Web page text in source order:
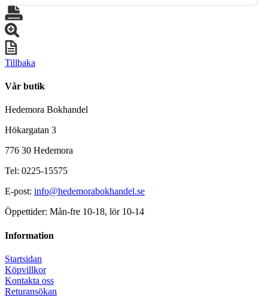
Tillbaka
Vår butik
Hedemora Bokhandel
Hökargatan 3
776 30 Hedemora
Tel: 0225-15575
E-post: info@hedemorabokhandel.se
Öppettider: Mån-fre 10-18, lör 10-14
Information
Startsidan
Köpvillkor
Kontakta oss
Returansökan